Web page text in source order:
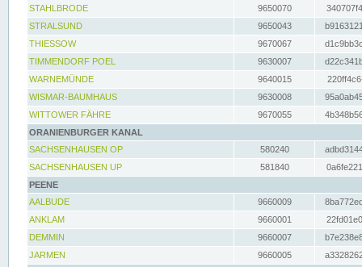
STAHLBRODE
9650070
STRALSUND
9650043
THIESSOW
9670067
TIMMENDORF POEL
9630007
WARNEMÜNDE
9640015
WISMAR-BAUMHAUS
9630008
WITTOWER FÄHRE
9670055
ORANIENBURGER KANAL
SACHSENHAUSEN OP
580240
SACHSENHAUSEN UP
581840
PEENE
AALBUDE
9660009
ANKLAM
9660001
DEMMIN
9660007
JARMEN
9660005